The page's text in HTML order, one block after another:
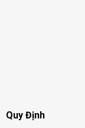
Quy Định